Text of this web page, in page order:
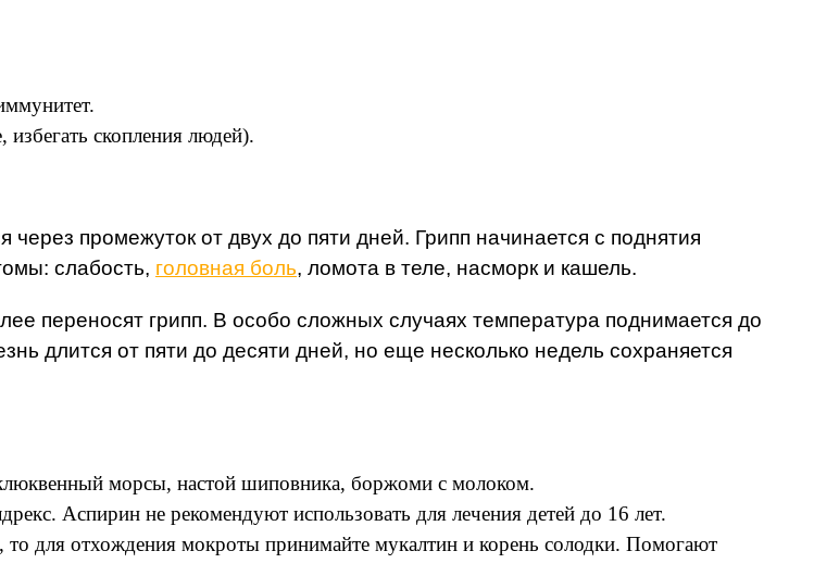
скопления людей).
через промежуток от двух до пяти дней. Грипп начинается с поднятия
слабость, головная боль, ломота в теле, насморк и кашель.
переносят грипп. В особо сложных случаях температура поднимается до
длится от пяти до десяти дней, но еще несколько недель сохраняется
морсы, настой шиповника, боржоми с молоком.
Аспирин не рекомендуют использовать для лечения детей до 16 лет.
то для отхождения мокроты принимайте мукалтин и корень солодки. Помогают